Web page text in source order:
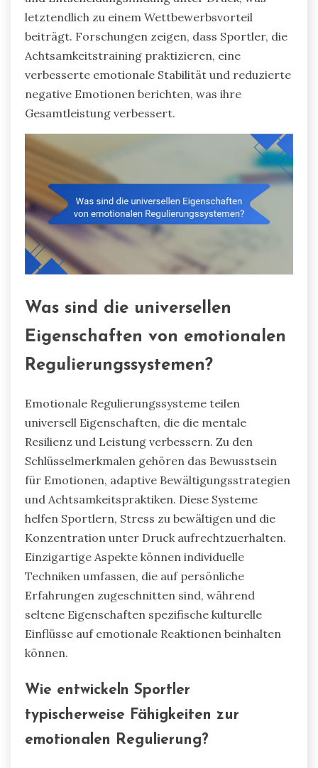
letztendlich zu einem Wettbewerbsvorteil
beiträgt. Forschungen zeigen, dass Sportler, die
Achtsamkeitstraining praktizieren, eine
verbesserte emotionale Stabilität und reduzierte
negative Emotionen berichten, was ihre
Gesamtleistung verbessert.
Was sind die universellen
Eigenschaften von emotionalen
Regulierungssystemen?
Emotionale Regulierungssysteme teilen
universell Eigenschaften, die die mentale
Resilienz und Leistung verbessern. Zu den
Schlüsselmerkmalen gehören das Bewusstsein
für Emotionen, adaptive Bewältigungsstrategien
und Achtsamkeitspraktiken. Diese Systeme
helfen Sportlern, Stress zu bewältigen und die
Konzentration unter Druck aufrechtzuerhalten.
Einzigartige Aspekte können individuelle
Techniken umfassen, die auf persönliche
Erfahrungen zugeschnitten sind, während
seltene Eigenschaften spezifische kulturelle
Einflüsse auf emotionale Reaktionen beinhalten
können.
Wie entwickeln Sportler
typischerweise Fähigkeiten zur
emotionalen Regulierung?